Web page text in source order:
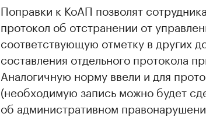
Поправки к КоАП позволят
протокол об отстранении от
соответствующую отметку в других
составления отдельного протокола
Аналогичную норму ввели и для
(необходимую запись можно будет
об административном